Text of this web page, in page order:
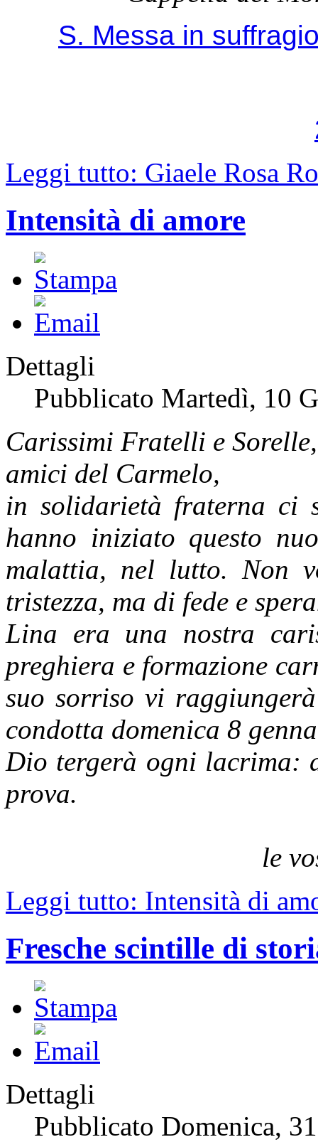
S. Messa in
Leggi tutto: Giaele Rosa
Intensità di amore
Dettagli
Pubblicato Martedì, 10
Carissimi Fratelli e Sorelle,
amici del Carmelo,
in solidarietà fraterna ci
hanno iniziato questo
malattia, nel lutto. Non
tristezza, ma di fede e
Lina era una nostra
preghiera e formazione
suo sorriso vi
condotta domenica 8
Dio tergerà ogni lacrima:
prova.
le
Leggi tutto: Intensità di
Fresche scintille di
Dettagli
Pubblicato Domenica,